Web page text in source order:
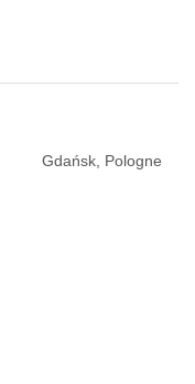
Gdańsk, Pologne